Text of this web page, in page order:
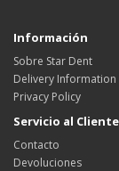
Información
Sobre Star Dent
Delivery Information
Privacy Policy
Servicio al Cliente
Contacto
Devoluciones